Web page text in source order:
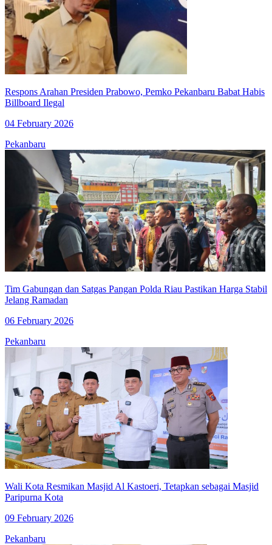
Respons Arahan Presiden Prabowo, Pemko Pekanbaru Babat Habis
Billboard Ilegal
04 February 2026
Pekanbaru
Tim Gabungan dan Satgas Pangan Polda Riau Pastikan Harga Stabil
Jelang Ramadan
06 February 2026
Pekanbaru
Wali Kota Resmikan Masjid Al Kastoeri, Tetapkan sebagai Masjid
Paripurna Kota
09 February 2026
Pekanbaru